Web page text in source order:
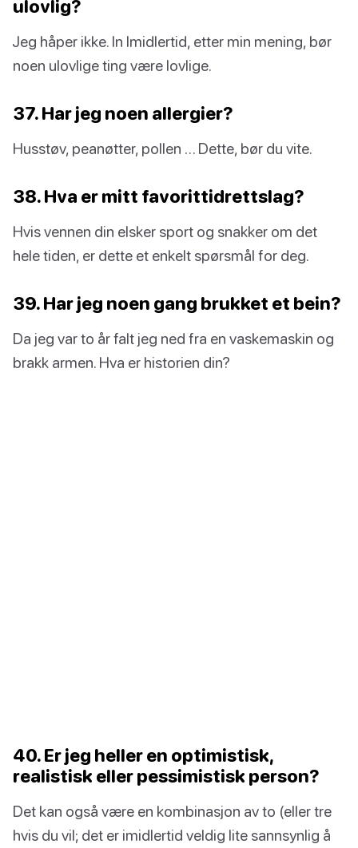
ulovlig?
Jeg håper ikke. In Imidlertid, etter min mening, bør
noen ulovlige ting være lovlige.
37. Har jeg noen allergier?
Husstøv, peanøtter, pollen … Dette, bør du vite.
38. Hva er mitt favorittidrettslag?
Hvis vennen din elsker sport og snakker om det
hele tiden, er dette et enkelt spørsmål for deg.
39. Har jeg noen gang brukket et bein?
Da jeg var to år falt jeg ned fra en vaskemaskin og
brakk armen. Hva er historien din?
40. Er jeg heller en optimistisk,
realistisk eller pessimistisk person?
Det kan også være en kombinasjon av to (eller tre
hvis du vil; det er imidlertid veldig lite sannsynlig å